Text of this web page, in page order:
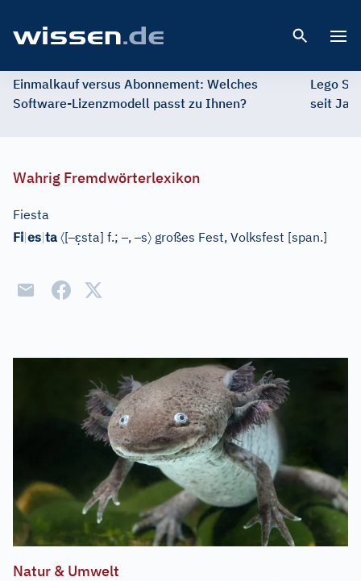
Einmalkauf versus Abonnement: Welches
Software-Lizenzmodell passt zu Ihnen?
Lego
seit
Wahrig Fremdwörterlexikon
Fiesta
Fi|es|ta 〈[–ɛ̣sta] f.;–,–s〉 großes Fest, Volksfest [span.]
Natur & Umwelt